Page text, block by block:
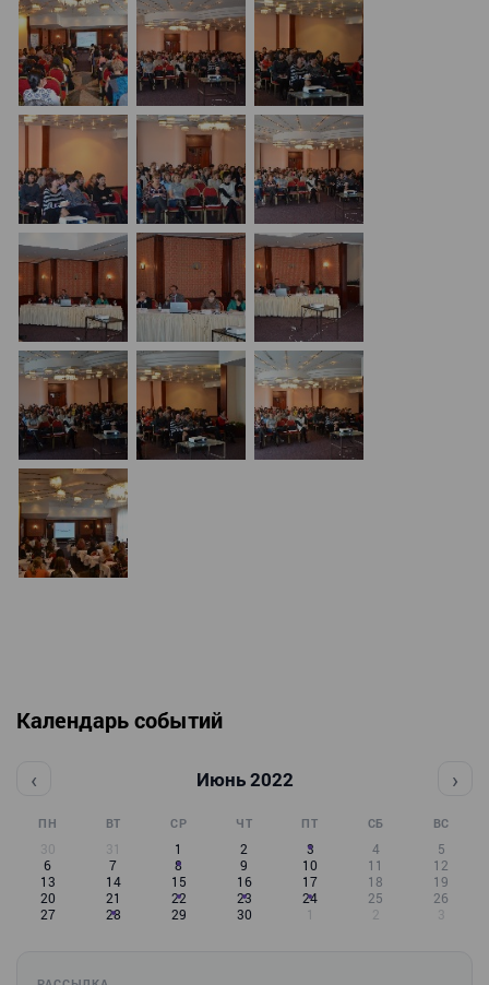
Календарь событий
‹ Июнь 2022 ›
ПН ВТ СР ЧТ ПТ СБ ВС
30 31 1 2 3 4
5
6
7 8 9 10 11
12
13
14 15 16 17 18
19
20
21 22 23 24 25
26
27
28 29 30 1 2 3